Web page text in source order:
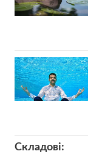
Складові: